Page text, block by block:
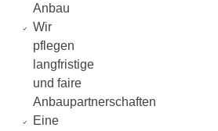
Anbau
Wir
pflegen
langfristige
und faire
Anbaupartnerschaften
Eine